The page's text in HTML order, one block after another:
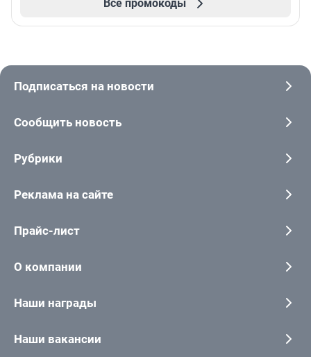
Все промокоды
Подписаться на новости
Сообщить новость
Рубрики
Реклама на сайте
Прайс-лист
О компании
Наши награды
Наши вакансии